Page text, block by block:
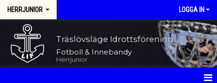
HERRJUNIOR LOGGA IN
Träslövsläge Idrottsförening
Fotboll & Innebandy
Herrjunior